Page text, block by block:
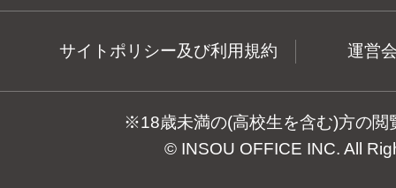
サイトポリシー及び利用規約 運営
※18歳未満の(高校生を含む)方の閲
© INSOU OFFICE INC. All